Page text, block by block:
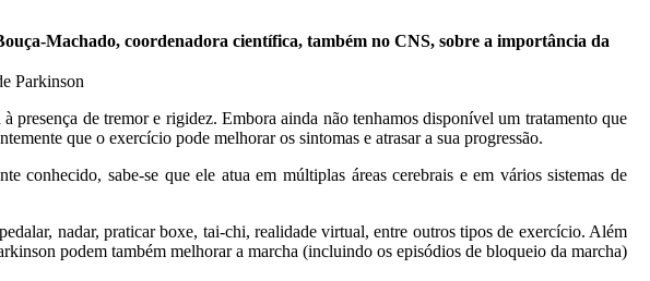
Machado, coordenadora científica, também no CNS, sobre a importância da
presença de tremor e rigidez. Embora ainda não tenhamos disponível um tratamento que
que o exercício pode melhorar os sintomas e atrasar a sua progressão.
conhecido, sabe-se que ele atua em múltiplas áreas cerebrais e em vários sistemas de
nadar, praticar boxe, tai-chi, realidade virtual, entre outros tipos de exercício. Além
podem também melhorar a marcha (incluindo os episódios de bloqueio da marcha)